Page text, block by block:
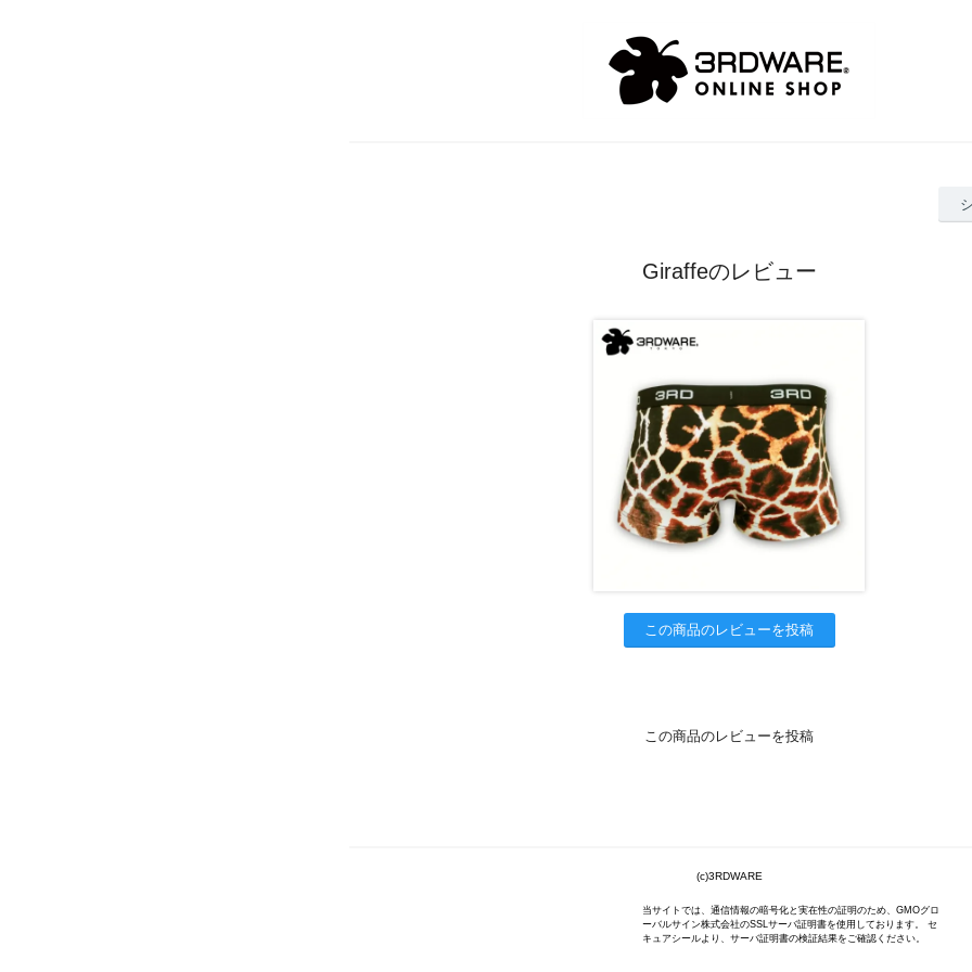
Giraffeのレビュー
この商品のレビューを投稿
この商品のレビューを投稿
(c)3RDWARE
当サイトでは、通信情報の暗号化と実在性の証明のため、GMOグロ
ーバルサイン株式会社のSSLサーバ証明書を使用しております。 セ
キュアシールより、サーバ証明書の検証結果をご確認ください。